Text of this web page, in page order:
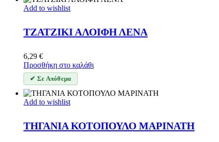
Add to wishlist
ΤΖΑΤΖΙΚΙ ΑΛΟΙΦΗ ΛΕΝΑ
6,29 €
Προσθήκη στο καλάθι
✔ Σε Απόθεμα
Add to wishlist
ΤΗΓΑΝΙΑ ΚΟΤΟΠΟΥΛΟ ΜΑΡΙΝΑΤΗ